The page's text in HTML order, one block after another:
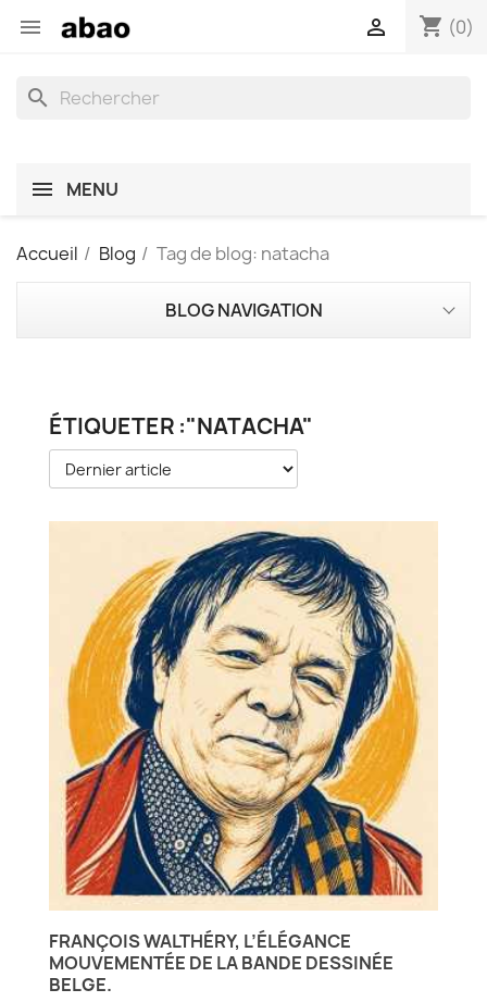
 shopping_cart (0)

search
MENU
Accueil Blog Tag de blog: natacha
BLOG NAVIGATION
ÉTIQUETER :"NATACHA"
FRANÇOIS WALTHÉRY, L’ÉLÉGANCE
MOUVEMENTÉE DE LA BANDE DESSINÉE
BELGE.